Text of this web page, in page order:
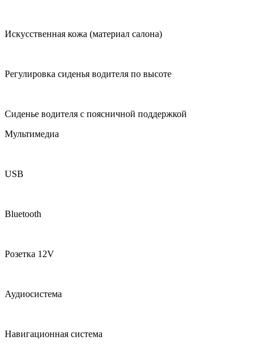
Искусственная кожа (материал салона)
Регулировка сиденья водителя по высоте
Сиденье водителя с поясничной поддержкой
Мультимедиа
USB
Bluetooth
Розетка 12V
Аудиосистема
Навигационная система